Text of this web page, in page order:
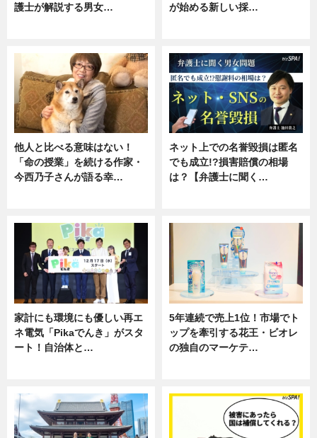
護士が解説する男女…
が始める新しい採…
他人と比べる意味はない！
「命の授業」を続ける作家・
今西乃子さんが語る幸…
ネット上での名誉毀損は匿名
でも成立!?損害賠償の相場
は？【弁護士に聞く…
家計にも環境にも優しい再エ
ネ電気「Pikaでんき」がスタ
ート！自治体と…
5年連続で売上1位！市場でト
ップを牽引する花王・ビオレ
の独自のマーケテ…